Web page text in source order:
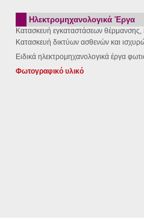
Ηλεκτρομηχανολογικά Έργα
Κατασκευή εγκαταστάσεων θέρμανσης,
Κατασκευή δικτύων ασθενών και
Ειδικά ηλεκτρομηχανολογικά έργα
Φωτογραφικό υλικό